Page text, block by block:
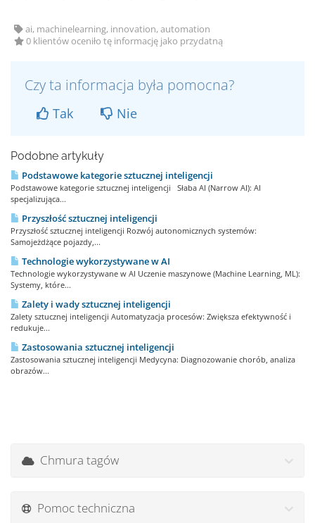
ai, machinelearning, innovation, automation
0 klientów oceniło tę informację jako przydatną
Czy ta informacja była pomocna?
Tak Nie
Podobne artykuły
Podstawowe kategorie sztucznej inteligencji
Podstawowe kategorie sztucznej inteligencji Słaba AI (Narrow AI): AI
specjalizująca...
Przyszłość sztucznej inteligencji
Przyszłość sztucznej inteligencji Rozwój autonomicznych systemów:
Samojeżdżące pojazdy,...
Technologie wykorzystywane w AI
Technologie wykorzystywane w AI Uczenie maszynowe (Machine Learning, ML):
Systemy, które...
Zalety i wady sztucznej inteligencji
Zalety sztucznej inteligencji Automatyzacja procesów: Zwiększa efektywność i
redukuje...
Zastosowania sztucznej inteligencji
Zastosowania sztucznej inteligencji Medycyna: Diagnozowanie chorób, analiza
obrazów...
Chmura tagów
Pomoc techniczna